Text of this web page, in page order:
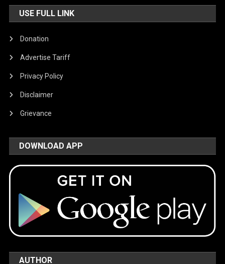
USE FULL LINK
Donation
Advertise Tariff
Privacy Policy
Disclaimer
Grievance
DOWNLOAD APP
AUTHOR